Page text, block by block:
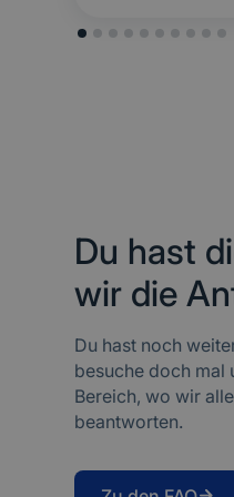
Du hast
wir die
Du hast noch
besuche doch mal
Bereich, wo wir
beantworten.